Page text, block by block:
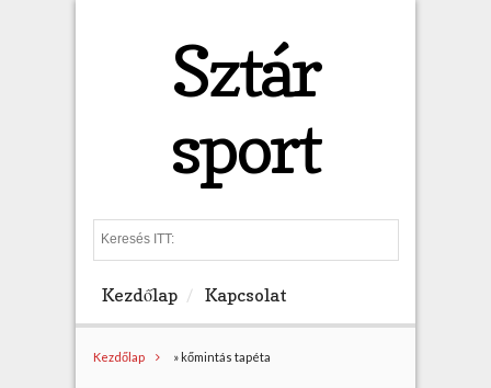
Sztár
sport
e
h
Kezdőlap Kapcsolat
Kezdőlap » kőmintás tapéta